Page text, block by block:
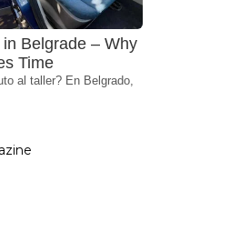
Belgrade – Why
Time
al taller? En Belgrado,